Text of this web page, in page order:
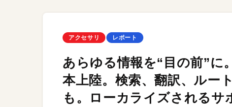
アクセサリ レポート
あらゆる情報を“目の前”に
本上陸。検索、翻訳、ルー
も。ローカライズされるサ